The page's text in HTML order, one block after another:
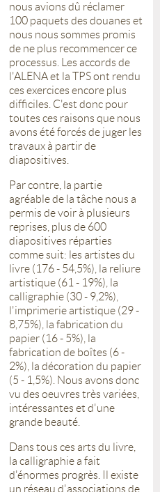
nous avions dû réclamer
100 paquets des douanes et
nous nous sommes promis
de ne plus recommencer ce
processus. Les accords de
l'ALENA et la TPS ont rendu
ces exercices encore plus
difficiles. C'est donc pour
toutes ces raisons que nous
avons été forcés de juger les
travaux à partir de
diapositives.
Par contre, la partie
agréable de la tâche nous a
permis de voir à plusieurs
reprises, plus de 600
diapositives réparties
comme suit: les artistes du
livre (176 - 54,5%), la reliure
artistique (61 - 19%), la
calligraphie (30 - 9,2%),
l'imprimerie artistique (29 -
8,75%), la fabrication du
papier (16 - 5%), la
fabrication de boîtes (6 -
2%), la décoration du papier
(5 - 1,5%). Nous avons donc
vu des oeuvres très variées,
intéressantes et d'une
grande beauté.
Dans tous ces arts du livre,
la calligraphie a fait
d'énormes progrès. Il existe
un réseau d'associations de